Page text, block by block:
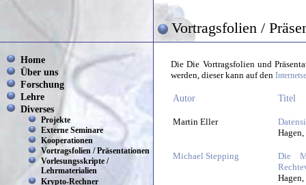
Vortragsfolien /
Home
Über uns
Forschung
Lehre
Diverses
Projekte
Externe Seminare
Kooperationen
Vortragsfolien / Präsentationen
Vorlesungsskripte /
Lehrmaterialien
Krypto-Rechner
Die Die Vortragsfolien und
werden, dieser kann auf den
Autor Titel
Martin Eller
Michael Stepping
Die